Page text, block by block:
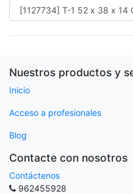
Nuestros productos y
Inicio
Acceso a profesionales
Blog
Contacte con nosotros
Contáctenos
962455928